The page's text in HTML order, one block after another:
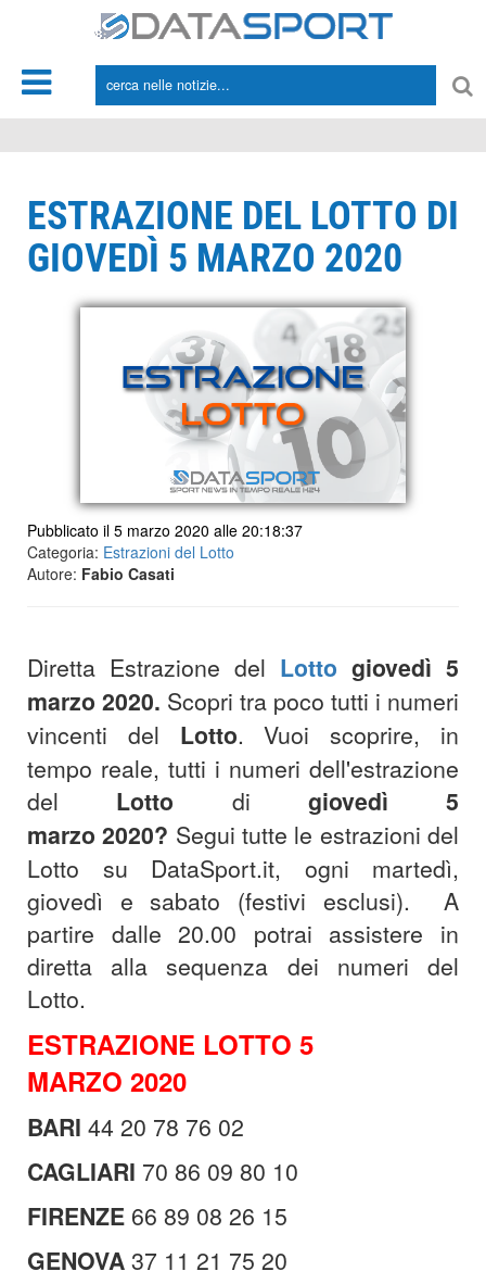
ESTRAZIONE DEL LOTTO DI
GIOVEDÌ 5 MARZO 2020
Pubblicato il 5 marzo 2020 alle 20:18:37
Categoria: Estrazioni del Lotto
Autore: Fabio Casati
Diretta Estrazione del Lotto giovedì 5
marzo 2020. Scopri tra poco tutti i numeri
vincenti del Lotto.Vuoi scoprire, in
tempo reale, tutti i numeri dell'estrazione
del Lotto di giovedì 5
marzo 2020? Segui tutte le estrazioni del
Lotto su DataSport.it, ogni martedì,
giovedì e sabato (festivi esclusi). A
partire dalle 20.00 potrai assistere in
diretta alla sequenza dei numeri del
Lotto.
ESTRAZIONE LOTTO 5
MARZO 2020
BARI 44 20 78 76 02
CAGLIARI 70 86 09 80 10
FIRENZE 66 89 08 26 15
GENOVA 37 11 21 75 20